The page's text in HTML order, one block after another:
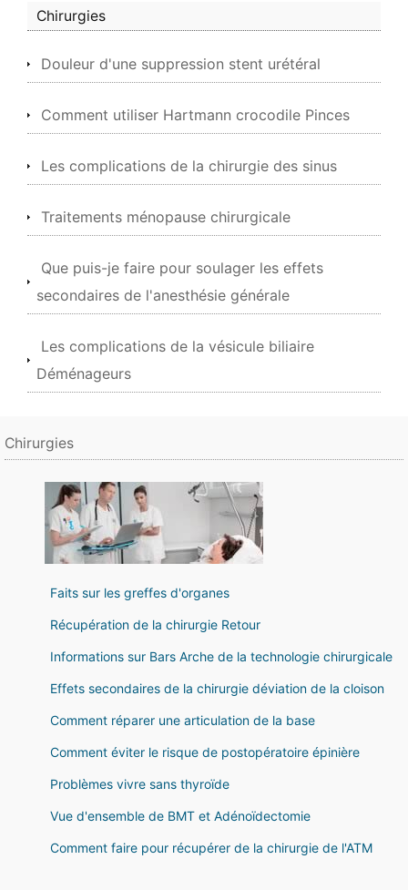
Chirurgies
Douleur d'une suppression stent urétéral
Comment utiliser Hartmann crocodile Pinces
Les complications de la chirurgie des sinus
Traitements ménopause chirurgicale
Que puis-je faire pour soulager les effets
secondaires de l'anesthésie générale
Les complications de la vésicule biliaire
Déménageurs
Chirurgies
Faits sur les greffes d'organes
Récupération de la chirurgie Retour
Informations sur Bars Arche de la technologie chirurgicale
Effets secondaires de la chirurgie déviation de la cloison
Comment réparer une articulation de la base
Comment éviter le risque de postopératoire épinière
Problèmes vivre sans thyroïde
Vue d'ensemble de BMT et Adénoïdectomie
Comment faire pour récupérer de la chirurgie de l'ATM